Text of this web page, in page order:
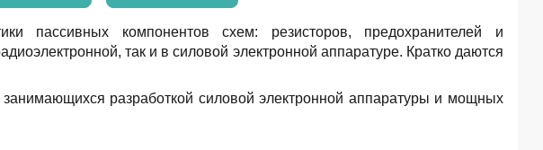
пассивных компонентов схем: резисторов, предохранителей и
так и в силовой электронной аппаратуре. Кратко даются
занимающихся разработкой силовой электронной аппаратуры и мощных